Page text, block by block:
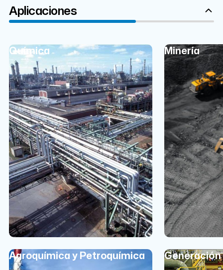
Aplicaciones
Química Minería
Agroquímica y Petroquímica